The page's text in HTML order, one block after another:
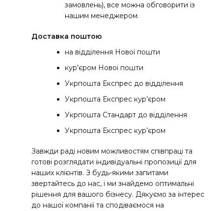
замовлень), все можна обговорити із
нашим менеджером.
Доставка поштою
на відділення Нової пошти
кур’єром Нової пошти
Укрпошта Експрес до відділення
Укрпошта Експрес кур’єром
Укрпошта Стандарт до відділення
Укрпошта Експрес кур’єром
Завжди раді новим можливостям співпраці та
готові розглядати індивідуальні пропозиції для
наших клієнтів. З будь-якими запитами
звертайтесь до нас, і ми знайдемо оптимальні
рішення для вашого бізнесу. Дякуємо за інтерес
до нашої компанії та сподіваємося на